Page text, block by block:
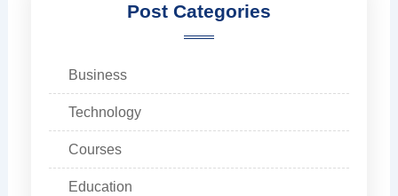
Post Categories
Business
Technology
Courses
Education